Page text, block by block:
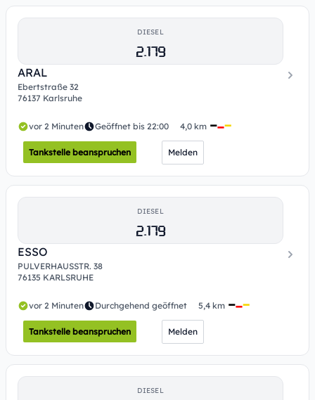
DIESEL
2.179
ARAL
Ebertstraße 32
76137 Karlsruhe
vor 2 Minuten Geöffnet bis 22:00 4,0 km
Tankstelle beanspruchen Melden
DIESEL
2.179
ESSO
PULVERHAUSSTR. 38
76135 KARLSRUHE
vor 2 Minuten Durchgehend geöffnet 5,4 km
Tankstelle beanspruchen Melden
DIESEL